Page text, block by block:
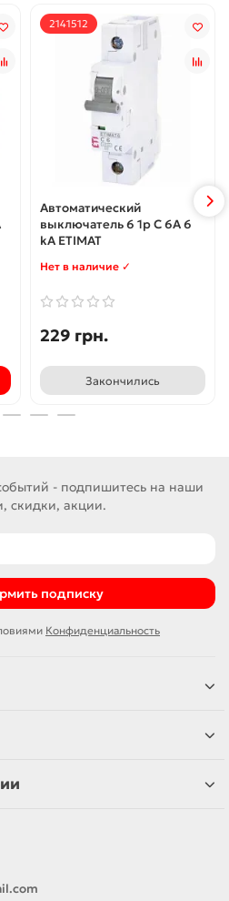
2141512
Автоматический
выключатель 6 1p C 6А 6
kA ETIMAT
Нет в наличие ✓
229 грн.
Закончились
- подпишитесь на наши
скидки, акции.
подписку
Конфиденциальность